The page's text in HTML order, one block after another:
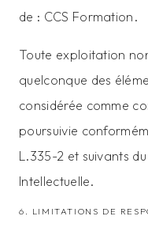
de : CCS Formation.
Toute exploitation
quelconque des
considérée comme
poursuivie
L.335-2 et suivants
Intellectuelle.
6. LIMITATIONS DE